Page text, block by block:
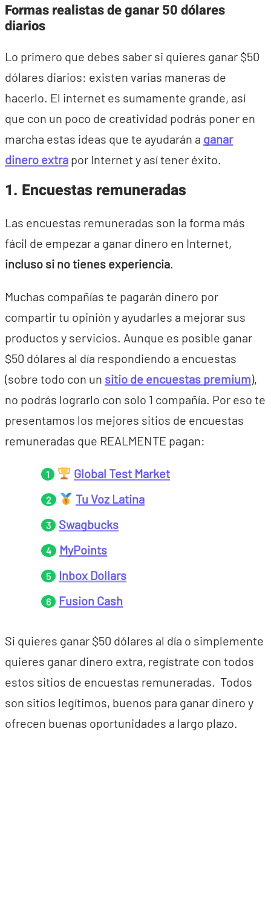
Formas realistas de ganar 50 dólares
diarios
Lo primero que debes saber si quieres ganar $50
dólares diarios: existen varias maneras de
hacerlo. El internet es sumamente grande, así
que con un poco de creatividad podrás poner en
marcha estas ideas que te ayudarán a ganar
dinero extra por Internet y así tener éxito.
1. Encuestas remuneradas
Las encuestas remuneradas son la forma más
fácil de empezar a ganar dinero en Internet,
incluso si no tienes experiencia.
Muchas compañías te pagarán dinero por
compartir tu opinión y ayudarles a mejorar sus
productos y servicios. Aunque es posible ganar
$50 dólares al día respondiendo a encuestas
(sobre todo con un sitio de encuestas premium),
no podrás lograrlo con solo 1 compañía. Por eso te
presentamos los mejores sitios de encuestas
remuneradas que REALMENTE pagan:
Global Test Market
Tu Voz Latina
Swagbucks
MyPoints
Inbox Dollars
Fusion Cash
Si quieres ganar $50 dólares al día o simplemente
quieres ganar dinero extra, regístrate con todos
estos sitios de encuestas remuneradas. Todos
son sitios legítimos, buenos para ganar dinero y
ofrecen buenas oportunidades a largo plazo.